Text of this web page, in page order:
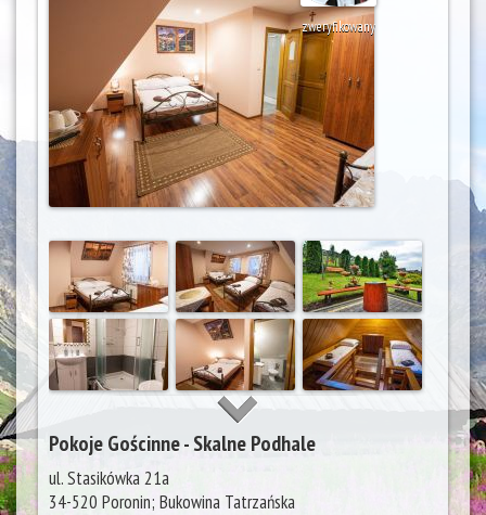
zweryfikowany
Pokoje Gościnne - Skalne Podhale
ul. Stasikówka 21a
34-520 Poronin; Bukowina Tatrzańska